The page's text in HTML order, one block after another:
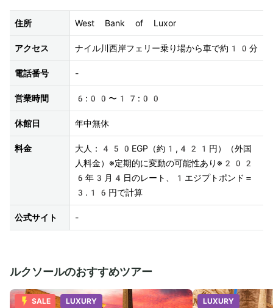
住所 West Bank of Luxor
アクセス ナイル川西岸フェリー乗り場から車で約10分
電話番号 -
営業時間 6:00〜17:00
休館日 年中無休
料金
大人：450EGP（約1,421円）（外国
人料金）※定期的に変動の可能性あり※202
6年3月4日のレート、1エジプトポンド＝
3.16円で計算
公式サイト -
ルクソールのおすすめツアー
SALE LUXURY LUXURY